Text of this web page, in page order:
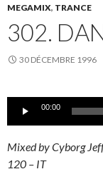
MEGAMIX, TRANCE
302.
30 DÉCEMBRE 1996
Lecteur00:00
Mixed by Cyborg
120 – IT